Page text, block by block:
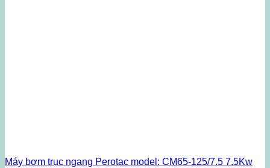
Máy bơm trục ngang Perotac model: CM65-125/7.5 7.5Kw